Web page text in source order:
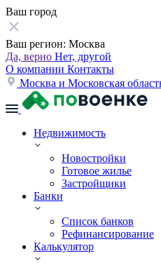
Ваш город
Ваш регион: Москва
Да, верно Нет, другой
О компании Контакты
Москва и Московская
Недвижимость
Новостройки
Готовое жилье
Застройщики
Банки
Список банков
Рефинансирование
Калькулятор